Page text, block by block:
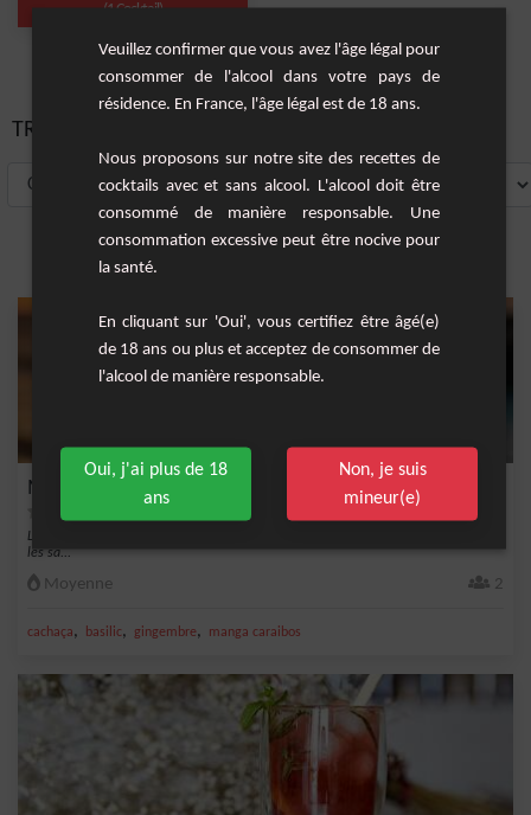
(1 Cocktail)
TRIER PAR:
Mojito Sweet Tiger au Gingembre et Basilic
Le Mojito Sweet Tiger est une variation exotique du mojito classique, fusionnant
les sa...
Moyenne 2
cachaça, basilic, gingembre, manga caraibos
Veuillez confirmer que vous avez l'âge légal pour
consommer de l'alcool dans votre pays de
résidence. En France, l'âge légal est de 18 ans.
Nous proposons sur notre site des recettes de
cocktails avec et sans alcool. L'alcool doit être
consommé de manière responsable. Une
consommation excessive peut être nocive pour
la santé.
En cliquant sur 'Oui', vous certifiez être âgé(e)
de 18 ans ou plus et acceptez de consommer de
l'alcool de manière responsable.
Oui, j'ai plus de 18
ans
Non, je suis
mineur(e)